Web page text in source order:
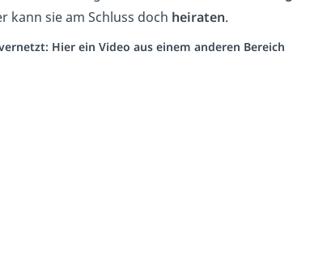
kann sie am Schluss doch heiraten.
Hier ein Video aus einem anderen Bereich